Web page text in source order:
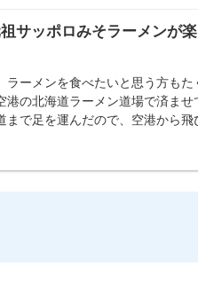
サッポロみそラーメンが
ラーメンを食べたいと思う方もた
港の北海道ラーメン道場で済ま
まで足を運んだので、空港から